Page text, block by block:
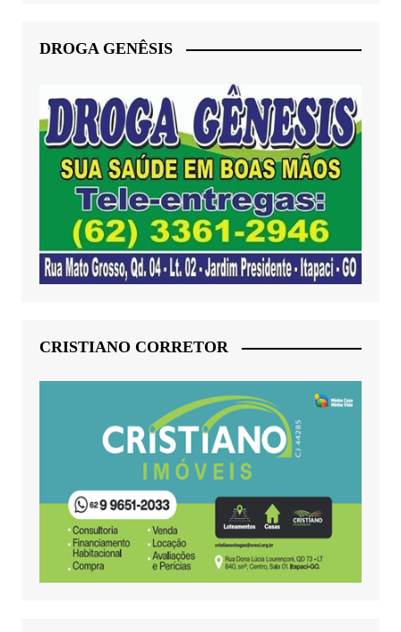
DROGA GENÊSIS
CRISTIANO CORRETOR